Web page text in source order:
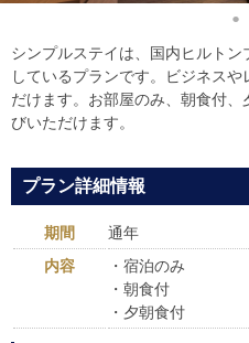
シンプルステイは、国内ヒルト
しているプランです。
ビジネスや
だけます。お部屋のみ、朝食付
びいただけます。
プラン詳細情報
期間
通年
内容
・宿泊のみ
・朝食付
・夕朝食付